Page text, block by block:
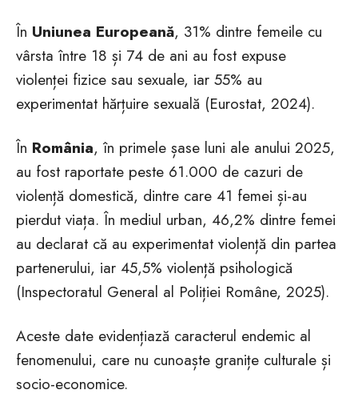
În Uniunea Europeană, 31% dintre femeile cu
vârsta între 18 și 74 de ani au fost expuse
violenței fizice sau sexuale, iar 55% au
experimentat hărțuire sexuală (Eurostat, 2024).
În România, în primele șase luni ale anului 2025,
au fost raportate peste 61.000 de cazuri de
violență domestică, dintre care 41 femei și-au
pierdut viața. În mediul urban, 46,2% dintre femei
au declarat că au experimentat violență din partea
partenerului, iar 45,5% violență psihologică
(Inspectoratul General al Poliției Române, 2025).
Aceste date evidențiază caracterul endemic al
fenomenului, care nu cunoaște granițe culturale și
socio-economice.